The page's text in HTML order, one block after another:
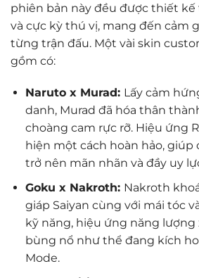
phiên bản này đều được thiết kế
và cực kỳ thú vị, mang đến cảm
từng trận đấu. Một vài skin
gồm có:
Naruto x Murad: Lấy cảm
danh, Murad đã hóa thân
choàng cam rực rỡ. Hiệu ứng
hiện một cách hoàn hảo, giúp
trở nên mãn nhãn và đầy uy
Goku x Nakroth: Nakroth
giáp Saiyan cùng với mái tóc
kỹ năng, hiệu ứng năng lượng
bùng nổ như thể đang kích
Mode.